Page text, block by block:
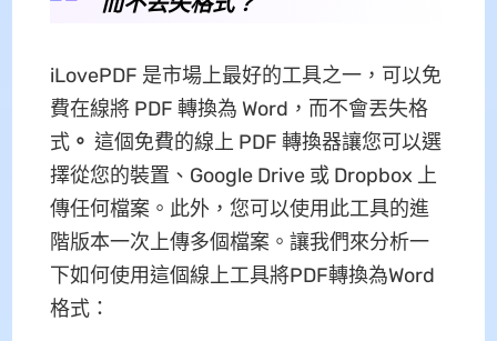
iLovePDF 是市場上最好的工具之一，可以免
費在線將 PDF 轉換為 Word，而不會丟失格
式。 這個免費的線上 PDF 轉換器讓您可以選
擇從您的裝置、Google Drive 或 Dropbox 上
傳任何檔案。此外，您可以使用此工具的進
階版本一次上傳多個檔案。讓我們來分析一
下如何使用這個線上工具將PDF轉換為Word
格式：